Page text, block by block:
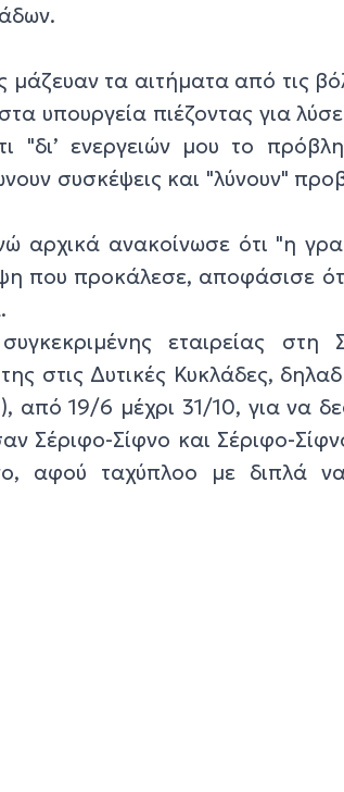
μάζευαν τα αιτήματα από τις
υπουργεία πιέζοντας για
"δι’ ενεργειών μου το
συσκέψεις και "λύνουν"
αρχικά ανακοίνωσε ότι "η
που προκάλεσε, αποφάσισε
εταιρείας στη
στις Δυτικές Κυκλάδες,
από 19/6 μέχρι 31/10, για να
Σέριφο-Σίφνο και Σέριφο-
αφού ταχύπλοο με διπλά